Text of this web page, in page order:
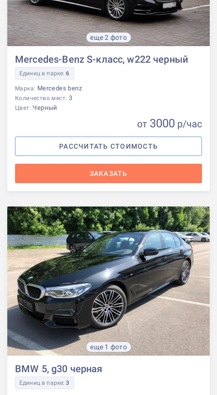
еще 2 фото
Mercedes-Benz S-класс, w222 черный
Единиц в парке:6
Марка: Mercedes benz
Количество мест: 3
Цвет: Черный
от 3000 р/час
РАССЧИТАТЬ СТОИМОСТЬ
ЗАКАЗАТЬ
еще 1 фото
BMW 5, g30 черная
Единиц в парке:3